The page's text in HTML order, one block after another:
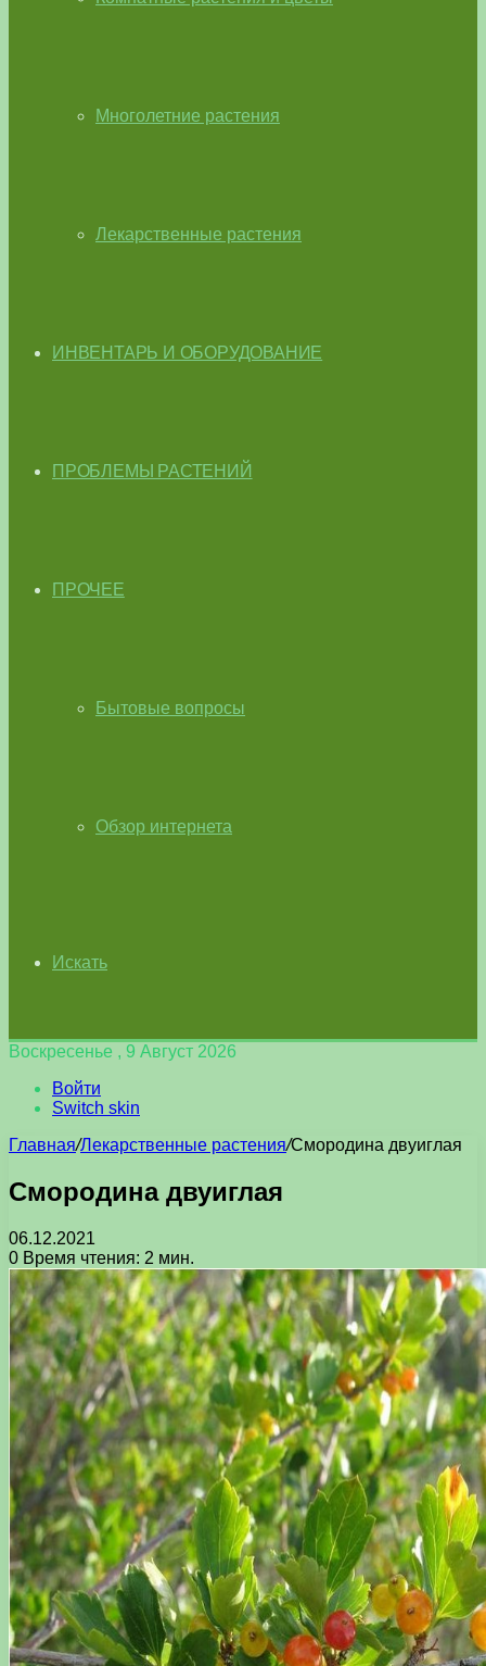
Многолетние растения
Лекарственные растения
ИНВЕНТАРЬ И ОБОРУДОВАНИЕ
ПРОБЛЕМЫ РАСТЕНИЙ
ПРОЧЕЕ
Бытовые вопросы
Обзор интернета
Искать
Воскресенье , 9 Август 2026
Войти
Switch skin
Главная/Лекарственные растения/Смородина двуиглая
Смородина двуиглая
06.12.2021
0 Время чтения: 2 мин.